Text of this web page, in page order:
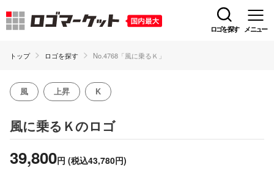
ロゴを探す メニュー
トップ ロゴを探す No.4768「風に乗るＫ」
風 上昇 K
風に乗るＫのロゴ
39,800円 (税込43,780円)